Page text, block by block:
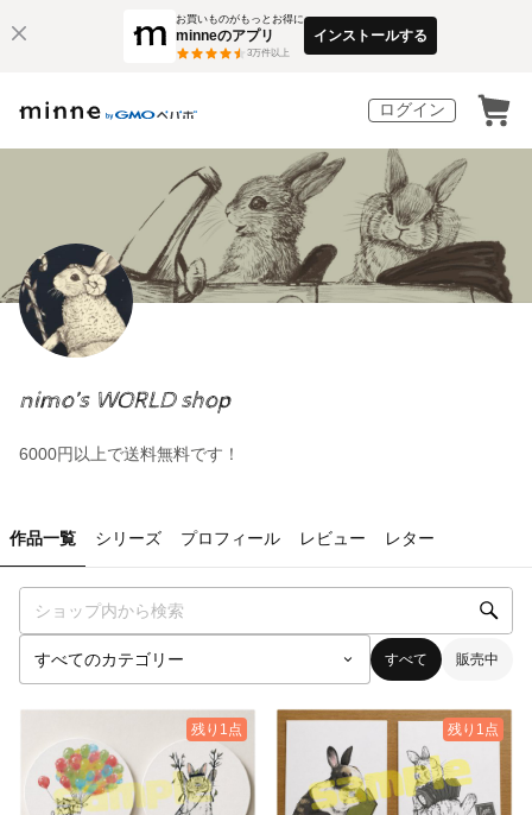
お買いものがもっとお得に
minneのアプリ
3万件以上
インストールする
ログイン
nimo’s WORLD shop
6000円以上で送料無料です！
作品一覧 シリーズ プロフィール レビュー レター
すべて 販売中
残り1点 残り1点